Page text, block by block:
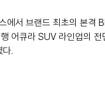
에서 브랜드 최초의 본격
어큐라 SUV 라인업의
.